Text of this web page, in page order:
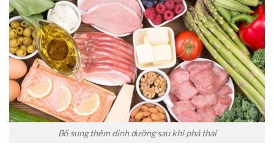
Bổ sung thêm dinh dưỡng sau khi phá thai